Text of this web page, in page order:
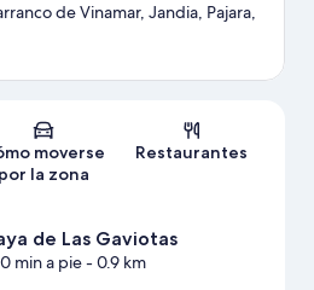
de Vinamar, Jandia, Pajara,
moverse
por la zona
Restaurantes
de Las Gaviotas
min a pie- 0.9 km